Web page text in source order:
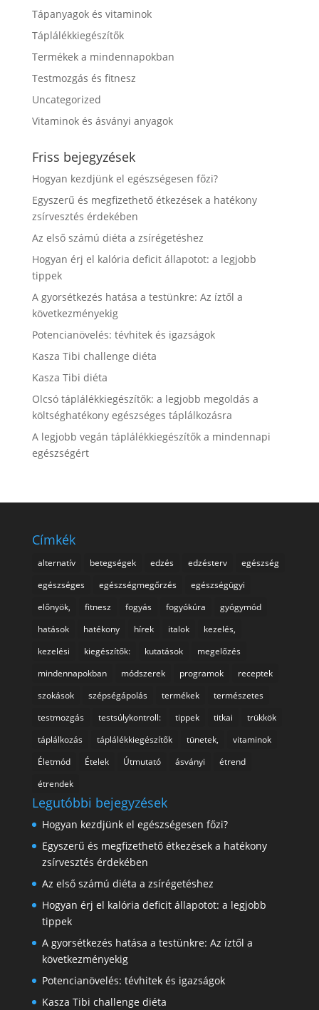
Tápanyagok és vitaminok
Táplálékkiegészítők
Termékek a mindennapokban
Testmozgás és fitnesz
Uncategorized
Vitaminok és ásványi anyagok
Friss bejegyzések
Hogyan kezdjünk el egészségesen főzi?
Egyszerű és megfizethető étkezések a hatékony
zsírvesztés érdekében
Az első számú diéta a zsírégetéshez
Hogyan érj el kalória deficit állapotot: a legjobb
tippek
A gyorsétkezés hatása a testünkre: Az íztől a
következményekig
Potencianövelés: tévhitek és igazságok
Kasza Tibi challenge diéta
Kasza Tibi diéta
Olcsó táplálékkiegészítők: a legjobb megoldás a
költséghatékony egészséges táplálkozásra
A legjobb vegán táplálékkiegészítők a mindennapi
egészségért
Címkék
alternatív betegségek edzés edzésterv
egészség
egészséges
egészségmegőrzés
egészségügyi
előnyök,
fitnesz fogyás fogyókúra
gyógymód
hatások
hatékony hírek italok
kezelés,
kezelési
kiegészítők: kutatások
megelőzés
mindennapokban
módszerek programok
receptek
szokások
szépségápolás termékek
természetes
testmozgás
testsúlykontroll: tippek titkai
trükkök
táplálkozás
táplálékkiegészítők tünetek,
vitaminok
Életmód
Ételek Útmutató ásványi
étrend
étrendek
Legutóbbi bejegyzések
Hogyan kezdjünk el egészségesen főzi?
Egyszerű és megfizethető étkezések a hatékony
zsírvesztés érdekében
Az első számú diéta a zsírégetéshez
Hogyan érj el kalória deficit állapotot: a legjobb
tippek
A gyorsétkezés hatása a testünkre: Az íztől a
következményekig
Potencianövelés: tévhitek és igazságok
Kasza Tibi challenge diéta